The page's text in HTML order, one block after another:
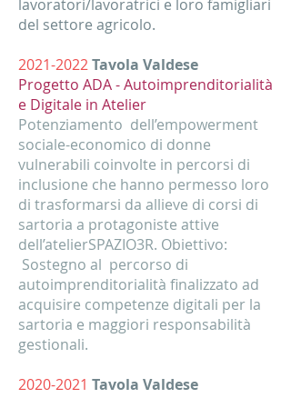
lavoratori/lavoratrici e loro famigliari
del settore agricolo.
2021-2022Tavola Valdese
Progetto ADA - Autoimprenditorialità
e Digitale in Atelier
Potenziamento dell’empowerment
sociale-economico di donne
vulnerabili coinvolte in percorsi di
inclusione che hanno permesso loro
di trasformarsi da allieve di corsi di
sartoria a protagoniste attive
dell’atelierSPAZIO3R. Obiettivo:
Sostegno al percorso di
autoimprenditorialità finalizzato ad
acquisire competenze digitali per la
sartoria e maggiori responsabilità
gestionali.
2020-2021 Tavola Valdese